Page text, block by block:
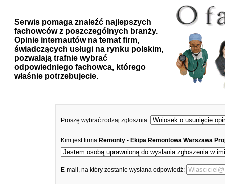
Serwis pomaga znaleźć najlepszych
fachowców z poszczególnych branży.
Opinie internautów na temat firm,
świadczących usługi na rynku polskim,
pozwalają trafnie wybrać
odpowiedniego fachowca, którego
właśnie potrzebujecie.
Proszę wybrać rodzaj zgłosznia:
Kim jest firma Remonty - Ekipa Remontowa Warszawa
E-mail, na który zostanie wysłana odpowiedź: